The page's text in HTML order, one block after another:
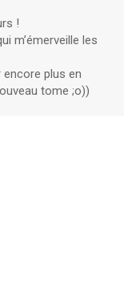
!
m’émerveille les
plus en
tome ;o))